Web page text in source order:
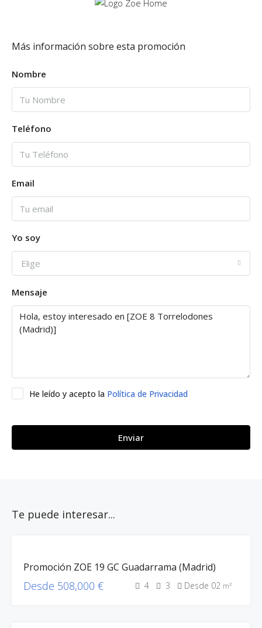
Más información sobre esta promoción
Nombre
Teléfono
Email
Yo soy
Elige
Mensaje
He leído y acepto la Política de Privacidad
Enviar
Te puede interesar...
VEND.
EN
Promoción ZOE 19 GC Guadarrama (Madrid)
Desde 508,000 € 4 3 Desde 02 m²